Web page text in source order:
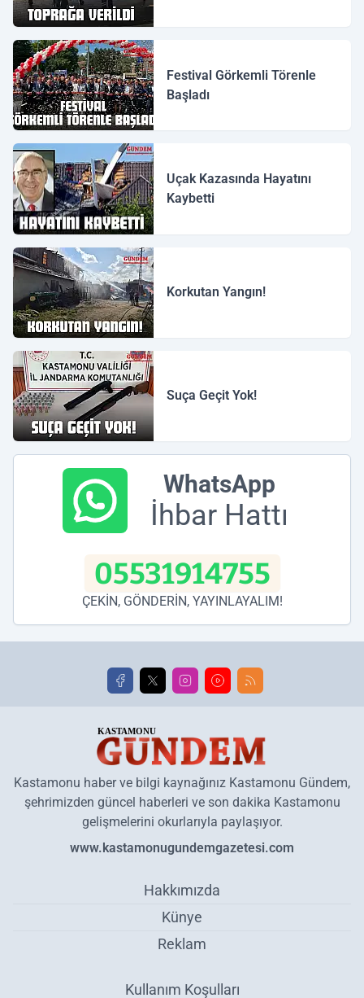
Festival Görkemli Törenle
Başladı
Uçak Kazasında Hayatını
Kaybetti
Korkutan Yangın!
Suça Geçit Yok!
WhatsApp
İhbar Hattı
05531914755
ÇEKİN, GÖNDERİN, YAYINLAYALIM!
Kastamonu haber ve bilgi kaynağınız Kastamonu Gündem,
şehrimizden güncel haberleri ve son dakika Kastamonu
gelişmelerini okurlarıyla paylaşıyor.
www.kastamonugundemgazetesi.com
Hakkımızda
Künye
Reklam
Kullanım Koşulları